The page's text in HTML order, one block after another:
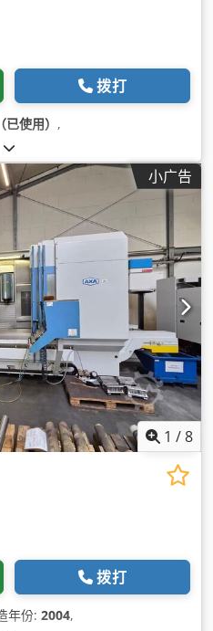
拨打
使用） ,
小广告
1 /8
拨打
年份: 2004,